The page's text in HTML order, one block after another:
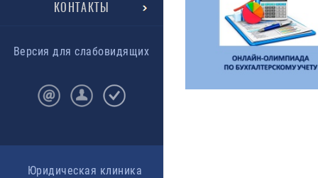
КОНТАКТЫ
Версия для слабовидящих
Юридическая клиника